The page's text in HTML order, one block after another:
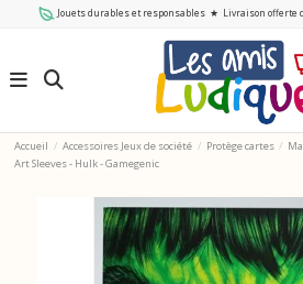
Jouets durables et responsables ★ Livraison offerte
Accueil Accessoires Jeux de société Protège cartes
Art Sleeves - Hulk - Gamegenic